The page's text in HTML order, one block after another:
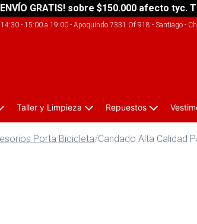
GRATIS! sobre $150.000 afecto tyc.
- 15:00 a 19:00- Apoquindo 7331 Of 918 - Santiago -
Taller y Limpieza Repuestos
Porta Bicicleta/Candado Alta Calidad